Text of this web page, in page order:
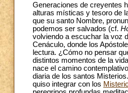
Generaciones de creyentes
alturas místicas y tesoro de
que su santo Nombre,
podemos ser salvados (cf.
volviendo a escuchar la voz
Cenáculo, donde los
lectura. ¿Cómo no pensar
distintos momentos de la
nace el camino
diaria de los santos
quiso integrar con los